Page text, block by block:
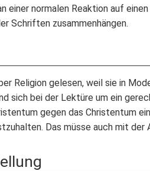
einer normalen Reaktion auf
Schriften zusammenhängen.
Religion gelesen, weil sie in
sich bei der Lektüre um ein
gegen das Christentum
Das müsse auch mit